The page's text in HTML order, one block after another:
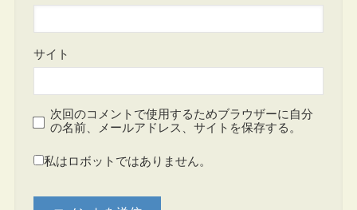
サイト
次回のコメントで使用するためブラウザーに自分
の名前、メールアドレス、サイトを保存する。
私はロボットではありません。